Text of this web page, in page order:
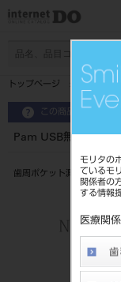
モリタの
ているモ
関係者の
する情報
医療関
トップページ Pam
この商品に関するお
Pam USB無線 2連フ
歯周ポケット測定器